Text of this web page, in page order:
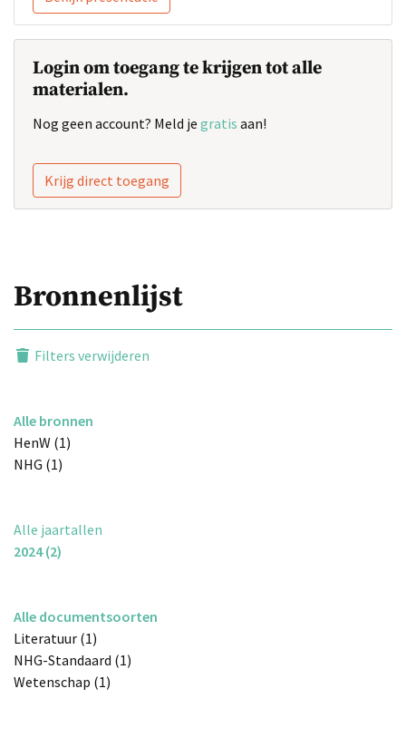
Login om toegang te krijgen tot alle
materialen.
Nog geen account? Meld je gratis aan!
Krijg direct toegang
Bronnenlijst
Filters verwijderen
Alle bronnen
HenW (1)
NHG (1)
Alle jaartallen
2024 (2)
Alle documentsoorten
Literatuur (1)
NHG-Standaard (1)
Wetenschap (1)